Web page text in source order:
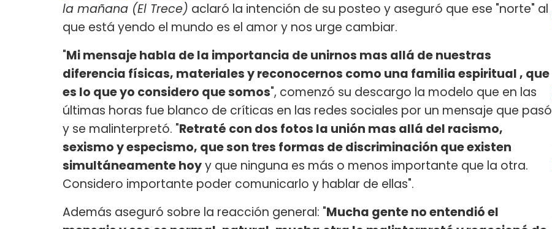
la mañana (El Trece) aclaró la intención de su posteo y aseguró que ese "norte" al
que está yendo el mundo es el amor y nos urge cambiar.
"Mi mensaje habla de la importancia de unirnos mas allá de nuestras
diferencia físicas, materiales y reconocernos como una familia espiritual , que
es lo que yo considero que somos", comenzó su descargo la modelo que en las
últimas horas fue blanco de críticas en las redes sociales por un mensaje que pasó
y se malinterpretó. "Retraté con dos fotos la unión mas allá del racismo,
sexismo y especismo, que son tres formas de discriminación que existen
simultáneamente hoyy que ninguna es más o menos importante que la otra.
Considero importante poder comunicarlo y hablar de ellas".
Además aseguró sobre la reacción general: "Mucha gente no entendió el